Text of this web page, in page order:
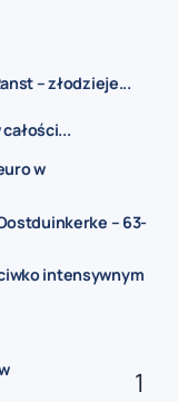
– złodzieje...
w
– 63-
intensywnym